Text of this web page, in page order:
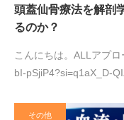
頭蓋仙骨療法を解剖
るのか？
こんにちは。ALLアプ
bI-pSjiP4?si=q1aX_D-
その他